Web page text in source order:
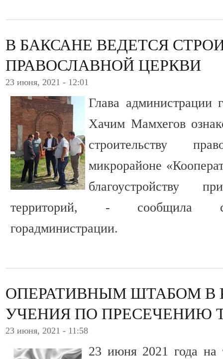
В БАКСАНЕ ВЕДЕТСЯ
ПРАВОСЛАВНОЙ ЦЕРКВИ
23 июня, 2021 - 12:01
Глава администрации
Хачим Мамхегов
строительству
микрорайоне
благоустройству
территорий, - сообщила
горадминистрации.
ОПЕРАТИВНЫМ ШТАБОМ В
УЧЕНИЯ ПО ПРЕСЕЧЕНИЮ
23 июня, 2021 - 11:58
23 июня 2021 года на